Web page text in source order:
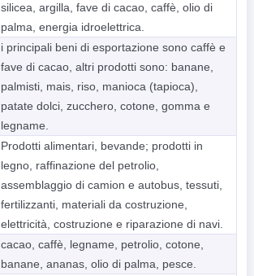
silicea, argilla, fave di cacao, caffè, olio di
palma, energia idroelettrica.
i principali beni di esportazione sono caffè e
fave di cacao, altri prodotti sono: banane,
palmisti, mais, riso, manioca (tapioca),
patate dolci, zucchero, cotone, gomma e
legname.
Prodotti alimentari, bevande; prodotti in
legno, raffinazione del petrolio,
assemblaggio di camion e autobus, tessuti,
fertilizzanti, materiali da costruzione,
elettricità, costruzione e riparazione di navi.
cacao, caffè, legname, petrolio, cotone,
banane, ananas, olio di palma, pesce.